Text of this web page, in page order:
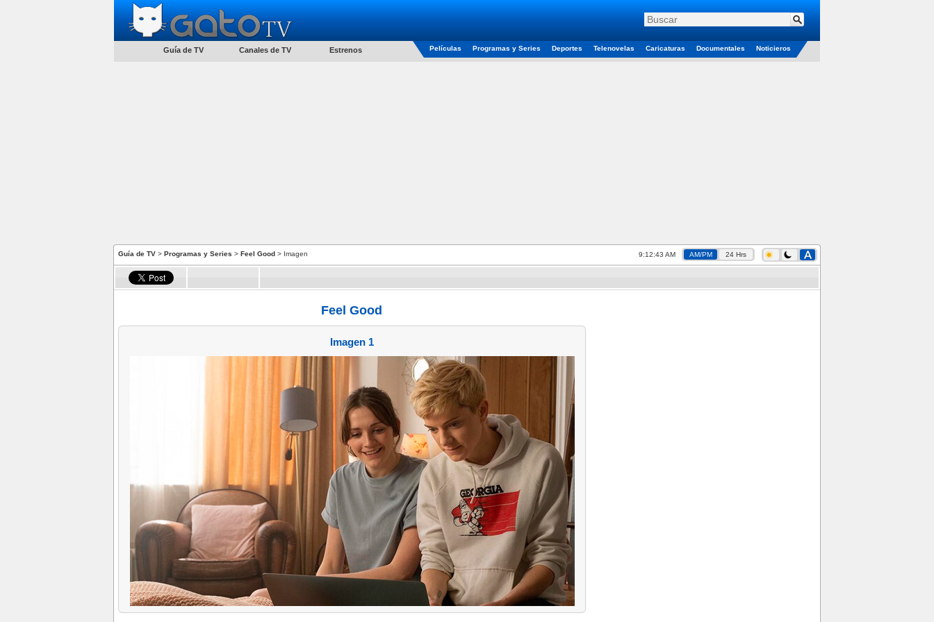
Guía de TV Canales de TV Estrenos Películas Programas y Series Deportes Telenovelas Caricaturas Documentales Noticieros
Guía de TV > Programas y Series > Feel Good > Imagen 9:12:43 AM AM/PM 24 Hrs
Feel Good
Imagen 1